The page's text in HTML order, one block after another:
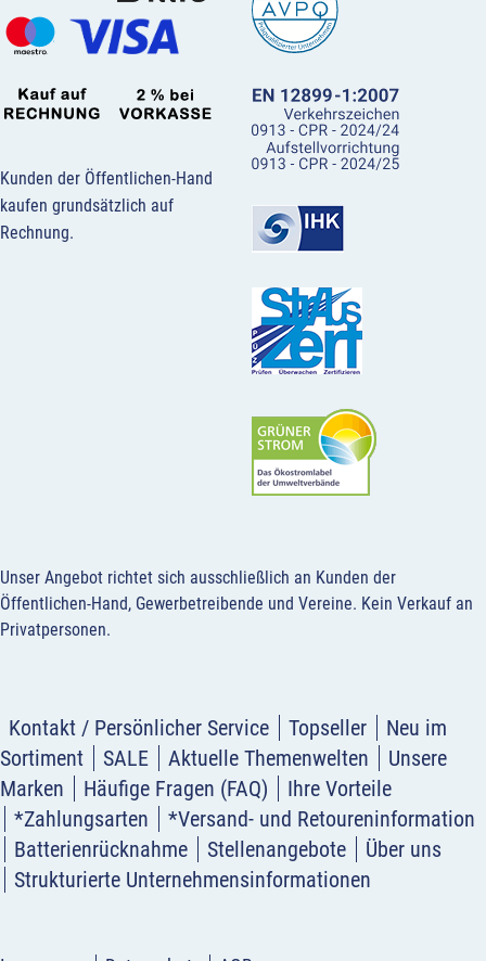
Kunden der Öffentlichen-Hand
kaufen grundsätzlich auf
Rechnung.
Unser Angebot richtet sich ausschließlich an Kunden der
Öffentlichen-Hand, Gewerbetreibende und Vereine. Kein Verkauf an
Privatpersonen.
Kontakt / Persönlicher Service Topseller
Neu im
Sortiment
SALE Aktuelle Themenwelten
Unsere
Marken
Häufige Fragen (FAQ)
Ihre Vorteile
*Zahlungsarten
*Versand- und Retoureninformation
Batterienrücknahme
Stellenangebote
Über uns
Strukturierte Unternehmensinformationen